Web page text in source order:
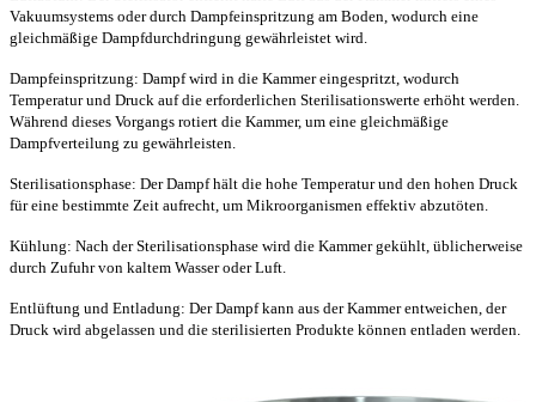
Vakuumsystems oder durch Dampfeinspritzung am Boden, wodurch eine
gleichmäßige Dampfdurchdringung gewährleistet wird.
Dampfeinspritzung: Dampf wird in die Kammer eingespritzt, wodurch
Temperatur und Druck auf die erforderlichen Sterilisationswerte erhöht werden.
Während dieses Vorgangs rotiert die Kammer, um eine gleichmäßige
Dampfverteilung zu gewährleisten.
Sterilisationsphase: Der Dampf hält die hohe Temperatur und den hohen Druck
für eine bestimmte Zeit aufrecht, um Mikroorganismen effektiv abzutöten.
Kühlung: Nach der Sterilisationsphase wird die Kammer gekühlt, üblicherweise
durch Zufuhr von kaltem Wasser oder Luft.
Entlüftung und Entladung: Der Dampf kann aus der Kammer entweichen, der
Druck wird abgelassen und die sterilisierten Produkte können entladen werden.